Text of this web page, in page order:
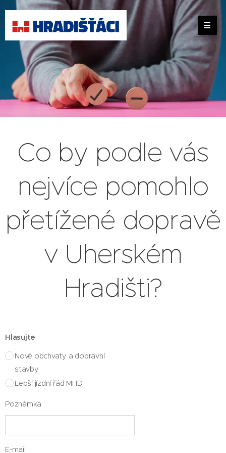
Co by podle vás
nejvíce pomohlo
přetížené dopravě
v Uherském
Hradišti?
Hlasujte
Nové obchvaty a dopravní
stavby
Lepší jízdní řád MHD
Poznámka
E-mail